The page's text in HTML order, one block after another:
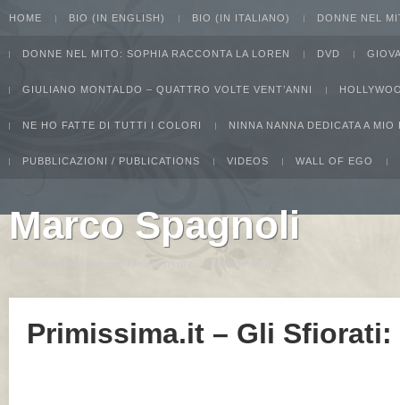
HOME BIO (IN ENGLISH) BIO (IN ITALIANO) DONNE NEL
DONNE NEL MITO: SOPHIA RACCONTA LA LOREN DVD
GIULIANO MONTALDO – QUATTRO VOLTE VENT’ANNI
NE HO FATTE DI TUTTI I COLORI NINNA NANNA DEDICATA A MIO
PUBBLICAZIONI / PUBLICATIONS VIDEOS WALL OF EGO
Marco Spagnoli
Primissima.it – Gli